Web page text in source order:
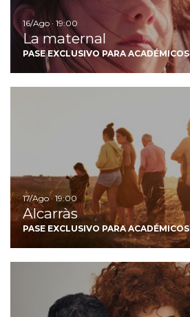
16/Ago · 19:00
La maternal
PASE EXCLUSIVO PARA ACADÉMICOS
17/Ago · 19:00
Alcarràs
PASE EXCLUSIVO PARA ACADÉMICOS